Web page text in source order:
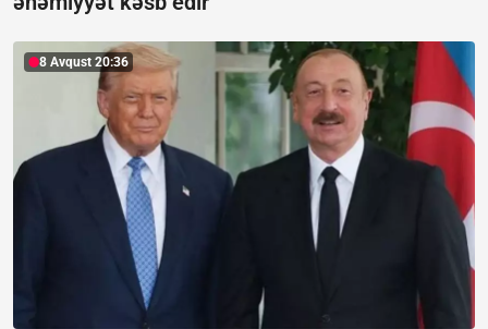
8 Avqust 20:36